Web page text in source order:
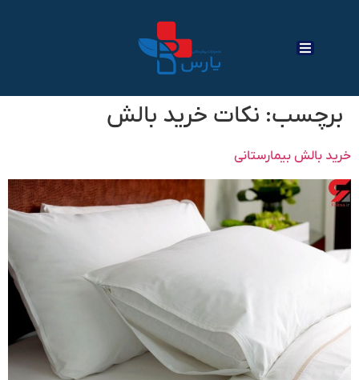
برچسب: نکات خرید بالش
خرید بالش بیمارستانی